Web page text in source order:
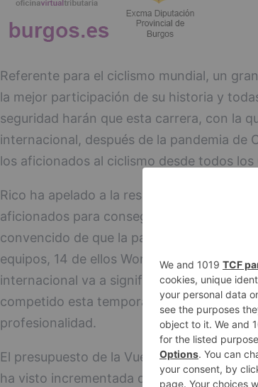
Referente para el ciclismo mundial, un
la mejor participación de su historia y
seguridad harán que esta carrera, con la
internacional, después de la pandemia de
los aficionados al ciclismo desde todos
Rico ha apelado a la responsabilidad de
aficionados para conseguir que la prueba
convencido de que la participación con
equipos, 14 de ellos World Tour, es decir,
internacional va a significar que los
competido esta temporada tengan todas
profesionalidad.
El presupuesto de la Vuelta asciende a
ha visto incrementada de lo inicialmente